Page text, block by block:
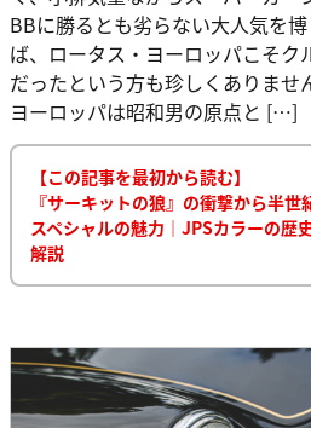
BBに勝るとも劣らない大人気を
ば、ロータス・ヨーロッパこそク
だったという方も珍しくありませ
ヨーロッパは昭和男の原点と […]
【この記事を最初から読む】
『サーキットの狼』の衝撃から半
スペシャルの魅力｜JPSカラーの歴
解説